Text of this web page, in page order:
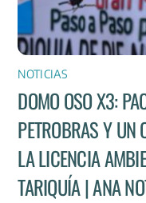
NOTICIAS
DOMO OSO X3:
PETROBRAS Y UN
LA LICENCIA
TARIQUÍA | ANA